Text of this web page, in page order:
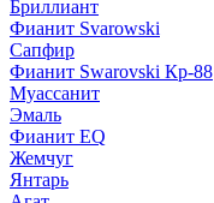
Бриллиант
Фианит Svarowski
Сапфир
Фианит Swarovski Кр-88
Муассанит
Эмаль
Фианит EQ
Жемчуг
Янтарь